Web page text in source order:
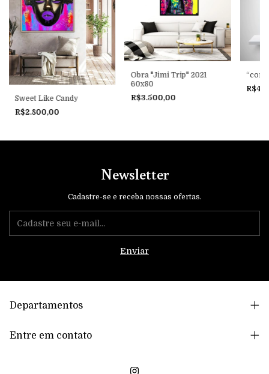
Sweet Like Candy
R$2.800,00
Obra "Jimi Trip" 2021
60x80
R$3.500,00
Newsletter
Cadastre-se e receba nossas ofertas.
Departamentos
Entre em contato